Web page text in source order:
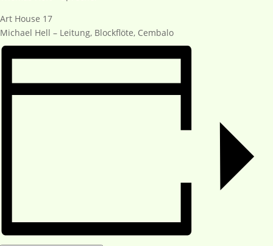
Art House 17
Michael Hell – Leitung, Blockflöte, Cembalo